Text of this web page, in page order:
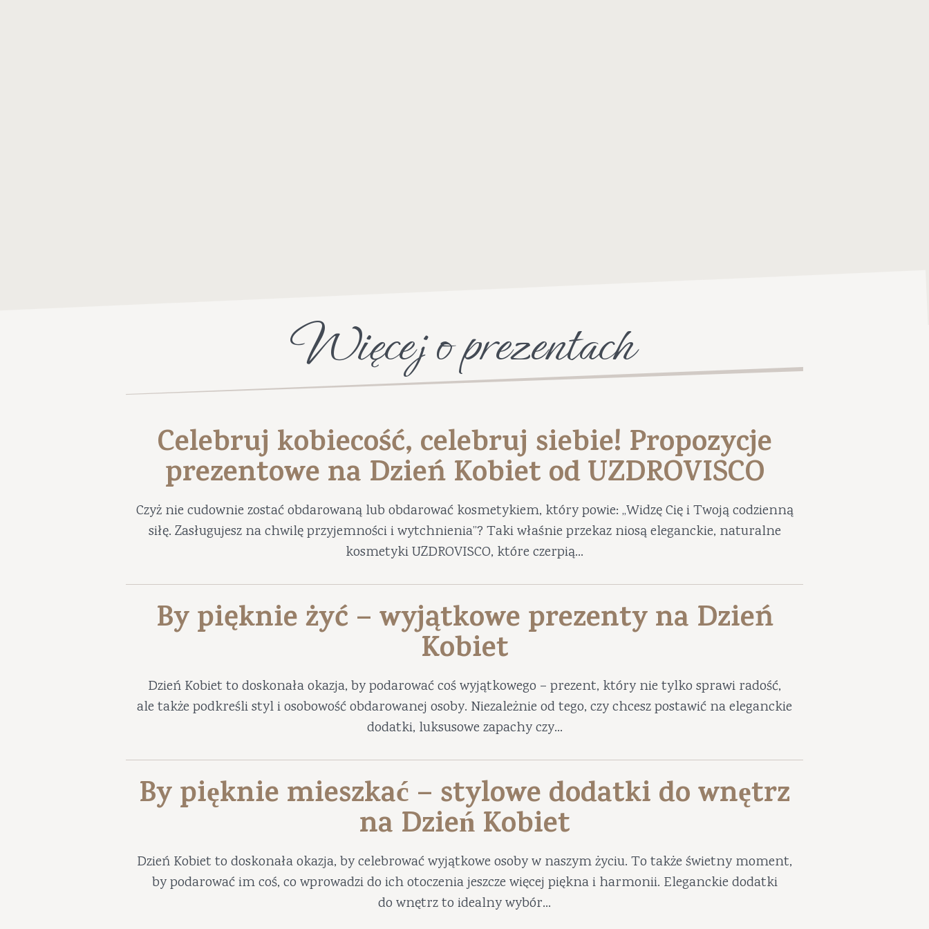
Więcej o prezentach
Celebruj kobiecość, celebruj siebie! Propozycje
prezentowe na Dzień Kobiet od UZDROVISCO
Czyż nie cudownie zostać obdarowaną lub obdarować kosmetykiem, który powie: „Widzę Cię i Twoją codzienną
siłę. Zasługujesz na chwilę przyjemności i wytchnienia”? Taki właśnie przekaz niosą eleganckie, naturalne
kosmetyki UZDROVISCO, które czerpią...
By pięknie żyć – wyjątkowe prezenty na Dzień
Kobiet
Dzień Kobiet to doskonała okazja, by podarować coś wyjątkowego – prezent, który nie tylko sprawi radość,
ale także podkreśli styl i osobowość obdarowanej osoby. Niezależnie od tego, czy chcesz postawić na eleganckie
dodatki, luksusowe zapachy czy...
By pięknie mieszkać – stylowe dodatki do wnętrz
na Dzień Kobiet
Dzień Kobiet to doskonała okazja, by celebrować wyjątkowe osoby w naszym życiu. To także świetny moment,
by podarować im coś, co wprowadzi do ich otoczenia jeszcze więcej piękna i harmonii. Eleganckie dodatki
do wnętrz to idealny wybór...